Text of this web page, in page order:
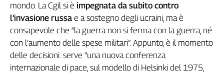
Collettiva
Talk
La
settimana
Collettiva
Girasoli
mondo. La Cgil si è impegnata da subito contro
l’invasione russa e a sostegno degli ucraini, ma è
consapevole che “la guerra non si ferma con la guerra, né
con l’aumento delle spese militari”. Appunto, è il momento
delle decisioni: serve “una nuova conferenza
internazionale di pace, sul modello di Helsinki del 1975,